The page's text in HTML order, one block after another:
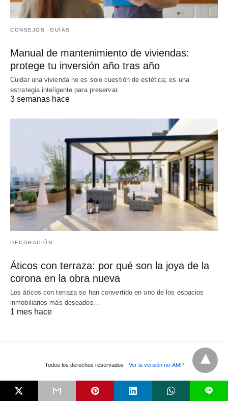
CONSEJOS GUÍAS
Manual de mantenimiento de viviendas:
protege tu inversión año tras año
Cuidar una vivienda no es solo cuestión de estética; es una
estrategia inteligente para preservar…
3 semanas hace
DECORACIÓN
Áticos con terraza: por qué son la joya de la
corona en la obra nueva
Los áticos con terraza se han convertido en uno de los espacios
inmobiliarios más deseados…
1 mes hace
Todos los derechos reservados Ver la versión no-AMP
L